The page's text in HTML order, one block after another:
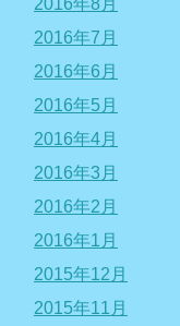
2016年8月
2016年7月
2016年6月
2016年5月
2016年4月
2016年3月
2016年2月
2016年1月
2015年12月
2015年11月